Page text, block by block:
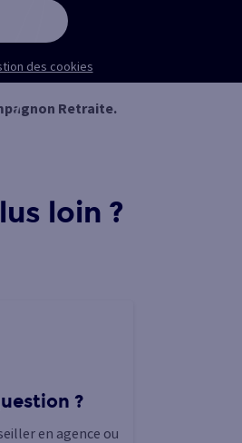
des cookies
Retraite.
loin ?
?
en agence ou